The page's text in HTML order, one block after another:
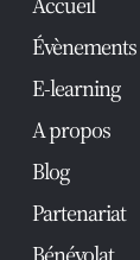
Évènements
E-learning
A propos
Blog
Partenariat